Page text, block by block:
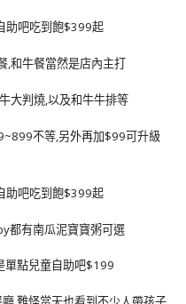
,和牛餐當然是店內主打
大判燒,以及和牛牛排等
不等,另外再加$99可升級
都有南瓜泥寶寶粥可選
單點兒童自助吧$199